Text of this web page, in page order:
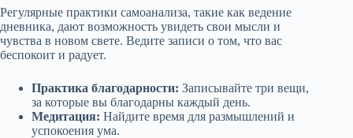
Регулярные практики самоанализа, такие как ведение
дневника, дают возможность увидеть свои мысли и
чувства в новом свете. Ведите записи о том, что вас
беспокоит и радует.
Практика благодарности: Записывайте три вещи,
за которые вы благодарны каждый день.
Медитация: Найдите время для размышлений и
успокоения ума.